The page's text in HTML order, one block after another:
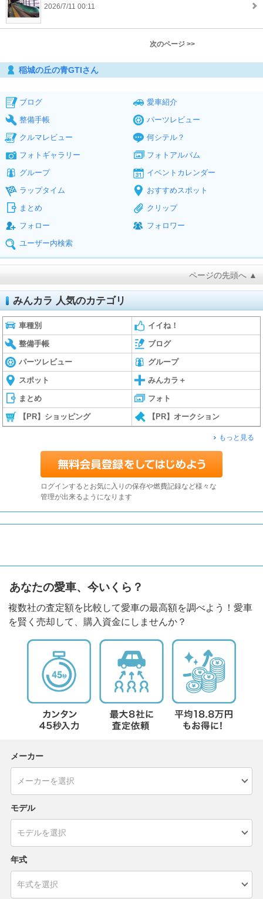
2026/7/11 00:11
次のページ >>
稲城の丘の青GTIさん
ブログ
愛車紹介
整備手帳
パーツレビュー
クルマレビュー
何シテル？
フォトギャラリー
フォトアルバム
グループ
イベントカレンダー
ラップタイム
おすすめスポット
まとめ
クリップ
フォロー
フォロワー
ユーザー内検索
ページの先頭へ ▲
みんカラ 人気のカテゴリ
車種別 イイね！
整備手帳 ブログ
パーツレビュー グループ
スポット みんカラ＋
まとめ フォト
【PR】ショッピング 【PR】オークション
もっと見る
ログインするとお気に入りの保存や燃費記録など様々な
管理が出来るようになります
あなたの愛車、今いくら？
複数社の査定額を比較して愛車の最高額を調べよう！愛車
を賢く売却して、購入資金にしませんか？
メーカー
モデル
年式